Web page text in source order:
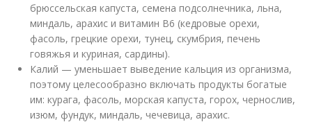
брюссельская капуста, семена подсолнечника, льна,
миндаль, арахис и витамин В6 (кедровые орехи,
фасоль, грецкие орехи, тунец, скумбрия, печень
говяжья и куриная, сардины).
Калий — уменьшает выведение кальция из организма,
поэтому целесообразно включать продукты богатые
им: курага, фасоль, морская капуста, горох, чернослив,
изюм, фундук, миндаль, чечевица, арахис.